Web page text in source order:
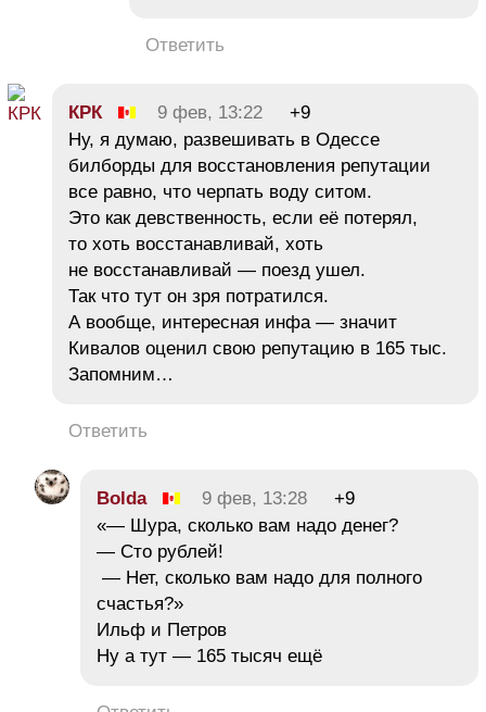
Ответить
КРК 9 фев, 13:22
+9
Ну, я думаю, развешивать в Одессе
билборды для восстановления репутации
все равно, что черпать воду ситом.
Это как девственность, если её потерял,
то хоть восстанавливай, хоть
не восстанавливай — поезд ушел.
Так что тут он зря потратился.
А вообще, интересная инфа — значит
Кивалов оценил свою репутацию в 165 тыс.
Запомним…
Ответить
Bolda 9 фев, 13:28
+9
«— Шура, сколько вам надо денег?
— Сто рублей!
— Нет, сколько вам надо для полного
счастья?»
Ильф и Петров
Ну а тут — 165 тысяч ещё